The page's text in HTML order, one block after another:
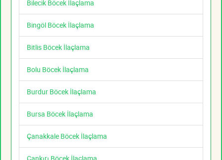
Bilecik Böcek İlaçlama
Bingöl Böcek İlaçlama
Bitlis Böcek İlaçlama
Bolu Böcek İlaçlama
Burdur Böcek İlaçlama
Bursa Böcek İlaçlama
Çanakkale Böcek İlaçlama